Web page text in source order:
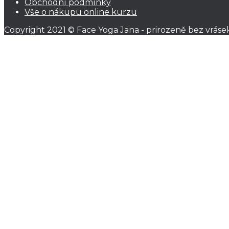
Obchodní podmínky
Vše o nákupu online kurzu
Copyright 2021 © Face Yoga Jana - prirozeně bez